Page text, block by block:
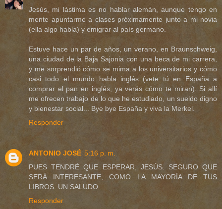
Jesús, mi lástima es no hablar alemán, aunque tengo en
mente apuntarme a clases próximamente junto a mi novia
(ella algo habla) y emigrar al país germano.
Estuve hace un par de años, un verano, en Braunschweig,
una ciudad de la Baja Sajonia con una beca de mi carrera,
y me sorprendió cómo se mima a los universitarios y cómo
casi todo el mundo habla inglés (vete tú en España a
comprar el pan en inglés, ya verás cómo te miran). Si allí
me ofrecen trabajo de lo que he estudiado, un sueldo digno
y bienestar social... Bye bye España y viva la Merkel.
Responder
ANTONIO JOSÉ 5:16 p. m.
PUES TENDRÉ QUE ESPERAR, JESÚS. SEGURO QUE
SERÁ INTERESANTE, COMO LA MAYORÍA DE TUS
LIBROS. UN SALUDO
Responder